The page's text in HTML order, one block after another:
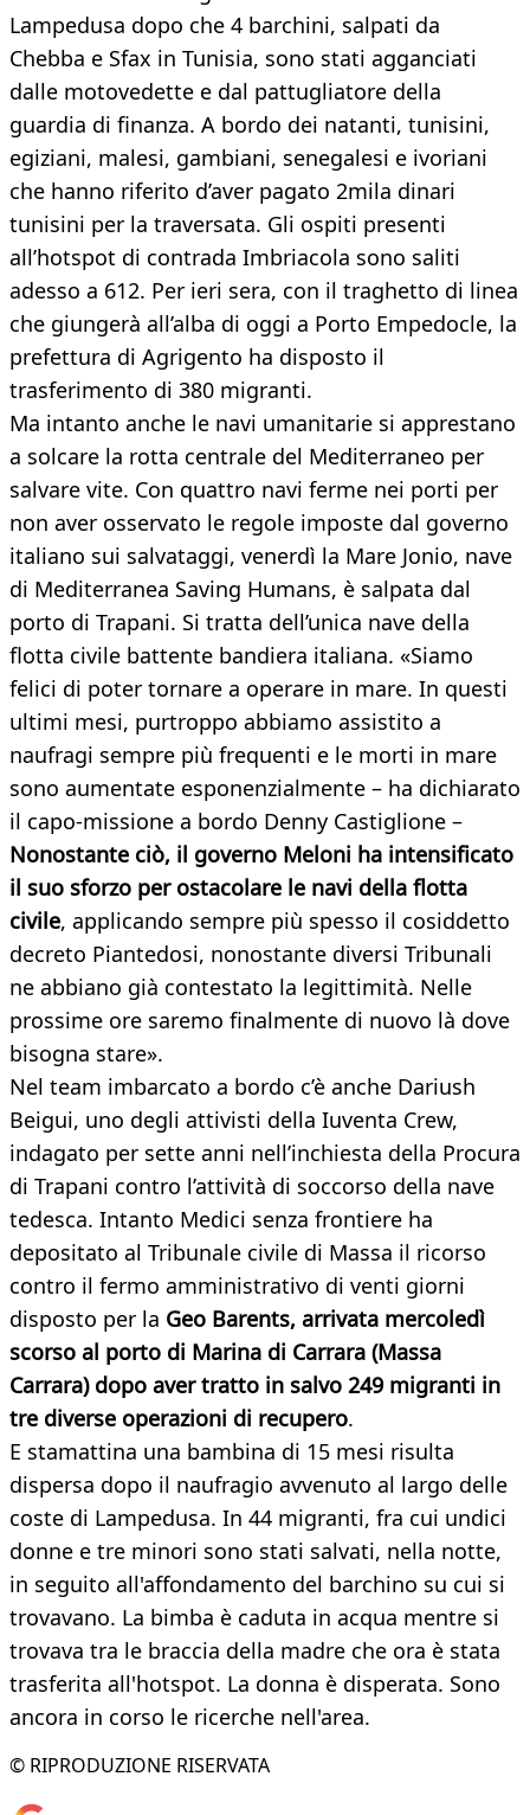
Lampedusa dopo che 4 barchini, salpati da
Chebba e Sfax in Tunisia, sono stati agganciati
dalle motovedette e dal pattugliatore della
guardia di finanza. A bordo dei natanti, tunisini,
egiziani, malesi, gambiani, senegalesi e ivoriani
che hanno riferito d’aver pagato 2mila dinari
tunisini per la traversata. Gli ospiti presenti
all’hotspot di contrada Imbriacola sono saliti
adesso a 612. Per ieri sera, con il traghetto di linea
che giungerà all’alba di oggi a Porto Empedocle, la
prefettura di Agrigento ha disposto il
trasferimento di 380 migranti.
Ma intanto anche le navi umanitarie si apprestano
a solcare la rotta centrale del Mediterraneo per
salvare vite. Con quattro navi ferme nei porti per
non aver osservato le regole imposte dal governo
italiano sui salvataggi, venerdì la Mare Jonio, nave
di Mediterranea Saving Humans, è salpata dal
porto di Trapani. Si tratta dell’unica nave della
flotta civile battente bandiera italiana. «Siamo
felici di poter tornare a operare in mare. In questi
ultimi mesi, purtroppo abbiamo assistito a
naufragi sempre più frequenti e le morti in mare
sono aumentate esponenzialmente – ha dichiarato
il capo-missione a bordo Denny Castiglione –
Nonostante ciò, il governo Meloni ha intensificato
il suo sforzo per ostacolare le navi della flotta
civile, applicando sempre più spesso il cosiddetto
decreto Piantedosi, nonostante diversi Tribunali
ne abbiano già contestato la legittimità. Nelle
prossime ore saremo finalmente di nuovo là dove
bisogna stare».
Nel team imbarcato a bordo c’è anche Dariush
Beigui, uno degli attivisti della Iuventa Crew,
indagato per sette anni nell’inchiesta della Procura
di Trapani contro l’attività di soccorso della nave
tedesca. Intanto Medici senza frontiere ha
depositato al Tribunale civile di Massa il ricorso
contro il fermo amministrativo di venti giorni
disposto per la Geo Barents, arrivata mercoledì
scorso al porto di Marina di Carrara (Massa
Carrara) dopo aver tratto in salvo 249 migranti in
tre diverse operazioni di recupero.​
E stamattina una bambina di 15 mesi risulta
dispersa dopo il naufragio avvenuto al largo delle
coste di Lampedusa. In 44 migranti, fra cui undici
donne e tre minori sono stati salvati, nella notte,
in seguito all'affondamento del barchino su cui si
trovavano. La bimba è caduta in acqua mentre si
trovava tra le braccia della madre che ora è stata
trasferita all'hotspot. La donna è disperata. Sono
ancora in corso le ricerche nell'area.
© RIPRODUZIONE RISERVATA